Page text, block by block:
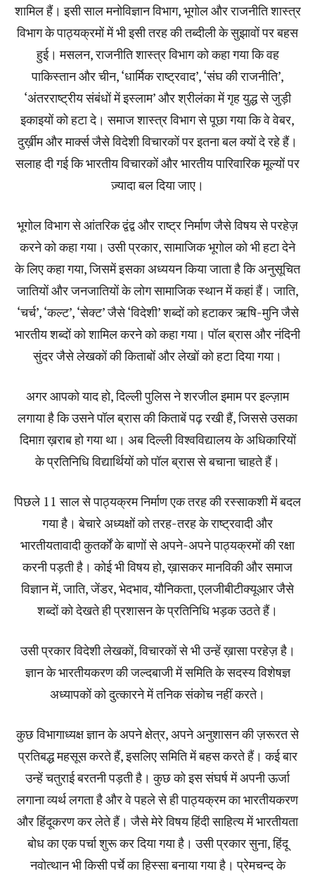
शामिल हैं। इसी साल मनोविज्ञान विभाग, भूगोल और राजनीति शास्त्र
विभाग के पाठ्यक्रमों में भी इसी तरह की तब्दीली के सुझावों पर बहस
हुई। मसलन, राजनीति शास्त्र विभाग को कहा गया कि वह
पाकिस्तान और चीन, ‘धार्मिक राष्ट्रवाद’, ‘संघ की राजनीति’,
‘अंतरराष्ट्रीय संबंधों में इस्लाम’ और श्रीलंका में गृह युद्ध से जुड़ी
इकाइयों को हटा दे। समाज शास्त्र विभाग से पूछा गया कि वे वेबर,
दुर्ख़ीम और मार्क्स जैसे विदेशी विचारकों पर इतना बल क्यों दे रहे हैं।
सलाह दी गई कि भारतीय विचारकों और भारतीय पारिवारिक मूल्यों पर
ज़्यादा बल दिया जाए।
भूगोल विभाग से आंतरिक द्वंद्व और राष्ट्र निर्माण जैसे विषय से परहेज़
करने को कहा गया। उसी प्रकार, सामाजिक भूगोल को भी हटा देने
के लिए कहा गया, जिसमें इसका अध्ययन किया जाता है कि अनुसूचित
जातियों और जनजातियों के लोग सामाजिक स्थान में कहां हैं। जाति,
‘चर्च’, ‘कल्ट’, ‘सेक्ट’ जैसे ‘विदेशी’ शब्दों को हटाकर ऋषि-मुनि जैसे
भारतीय शब्दों को शामिल करने को कहा गया। पॉल ब्रास और नंदिनी
सुंदर जैसे लेखकों की किताबों और लेखों को हटा दिया गया।
अगर आपको याद हो, दिल्ली पुलिस ने शरजील इमाम पर इल्ज़ाम
लगाया है कि उसने पॉल ब्रास की किताबें पढ़ रखी हैं, जिससे उसका
दिमाग़ ख़राब हो गया था। अब दिल्ली विश्वविद्यालय के अधिकारियों
के प्रतिनिधि विद्यार्थियों को पॉल ब्रास से बचाना चाहते हैं।
पिछले 11 साल से पाठ्यक्रम निर्माण एक तरह की रस्साकशी में बदल
गया है। बेचारे अध्यक्षों को तरह-तरह के राष्ट्रवादी और
भारतीयतावादी कुतर्कों के बाणों से अपने-अपने पाठ्यक्रमों की रक्षा
करनी पड़ती है। कोई भी विषय हो, ख़ासकर मानविकी और समाज
विज्ञान में, जाति, जेंडर, भेदभाव, यौनिकता, एलजीबीटीक्यूआर जैसे
शब्दों को देखते ही प्रशासन के प्रतिनिधि भड़क उठते हैं।
उसी प्रकार विदेशी लेखकों, विचारकों से भी उन्हें ख़ासा परहेज़ है।
ज्ञान के भारतीयकरण की जल्दबाजी में समिति के सदस्य विशेषज्ञ
अध्यापकों को दुत्कारने में तनिक संकोच नहीं करते।
कुछ विभागाध्यक्ष ज्ञान के अपने क्षेत्र, अपने अनुशासन की ज़रूरत से
प्रतिबद्ध महसूस करते हैं, इसलिए समिति में बहस करते हैं। कई बार
उन्हें चतुराई बरतनी पड़ती है। कुछ को इस संघर्ष में अपनी ऊर्जा
लगाना व्यर्थ लगता है और वे पहले से ही पाठ्यक्रम का भारतीयकरण
और हिंदूकरण कर लेते हैं। जैसे मेरे विषय हिंदी साहित्य में भारतीयता
बोध का एक पर्चा शुरू कर दिया गया है। उसी प्रकार सुना, हिंदू
नवोत्थान भी किसी पर्चे का हिस्सा बनाया गया है। प्रेमचन्द के